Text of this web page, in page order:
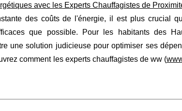
avec les Experts Chauffagistes de
des coûts de l'énergie, il est plus crucial
que possible. Pour les habitants des
une solution judicieuse pour optimiser ses
comment les experts chauffagistes de ww (